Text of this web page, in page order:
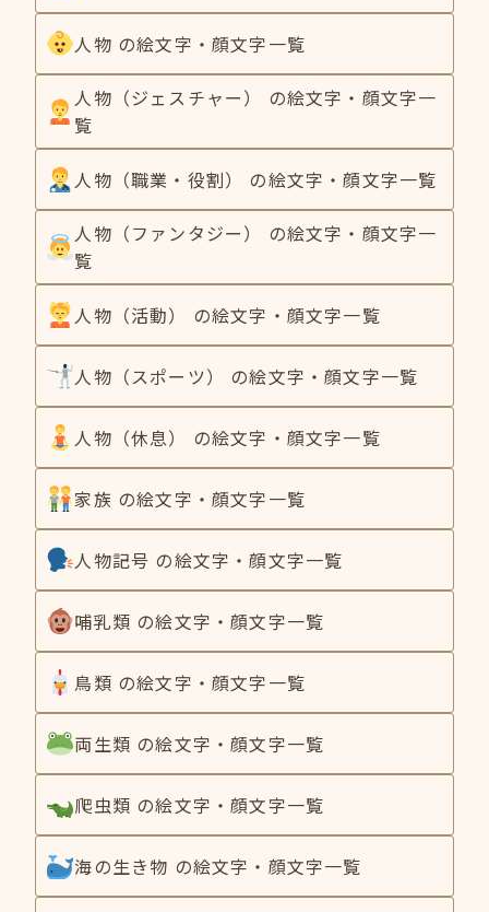
人物 の絵文字・顔文字一覧
人物（ジェスチャー） の絵文字・顔文字一
覧
人物（職業・役割） の絵文字・顔文字一覧
人物（ファンタジー） の絵文字・顔文字一
覧
人物（活動） の絵文字・顔文字一覧
人物（スポーツ） の絵文字・顔文字一覧
人物（休息） の絵文字・顔文字一覧
家族 の絵文字・顔文字一覧
人物記号 の絵文字・顔文字一覧
哺乳類 の絵文字・顔文字一覧
鳥類 の絵文字・顔文字一覧
両生類 の絵文字・顔文字一覧
爬虫類 の絵文字・顔文字一覧
海の生き物 の絵文字・顔文字一覧